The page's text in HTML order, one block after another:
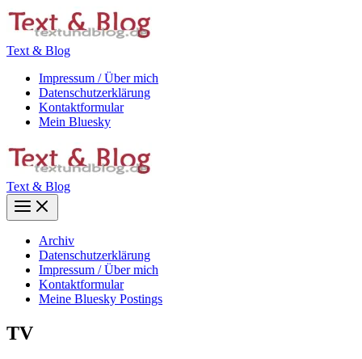
Zum
Inhalt
Text & Blog
Impressum / Über mich
Datenschutzerklärung
Kontaktformular
Mein Bluesky
Text & Blog
Main
Menu
Archiv
Datenschutzerklärung
Impressum / Über mich
Kontaktformular
Meine Bluesky Postings
TV